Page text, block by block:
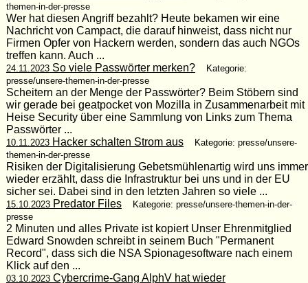
themen-in-der-presse
Wer hat diesen Angriff bezahlt? Heute bekamen wir eine
Nachricht von Campact, die darauf hinweist, dass nicht nur
Firmen Opfer von Hackern werden, sondern das auch NGOs
treffen kann. Auch ...
24.11.2023So viele Passwörter merken?
Kategorie:
presse/unsere-themen-in-der-presse
Scheitern an der Menge der Passwörter? Beim Stöbern sind
wir gerade bei geatpocket von Mozilla in Zusammenarbeit mit
Heise Security über eine Sammlung von Links zum Thema
Passwörter ...
10.11.2023Hacker schalten Strom aus
Kategorie: presse/unsere-
themen-in-der-presse
Risiken der Digitalisierung Gebetsmühlenartig wird uns immer
wieder erzählt, dass die Infrastruktur bei uns und in der EU
sicher sei. Dabei sind in den letzten Jahren so viele ...
15.10.2023Predator Files
Kategorie: presse/unsere-themen-in-der-
presse
2 Minuten und alles Private ist kopiert Unser Ehrenmitglied
Edward Snowden schreibt in seinem Buch "Permanent
Record", dass sich die NSA Spionagesoftware nach einem
Klick auf den ...
03.10.2023Cybercrime-Gang AlphV hat wieder